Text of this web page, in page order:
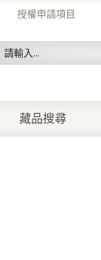
授權申請項目
藏品搜尋